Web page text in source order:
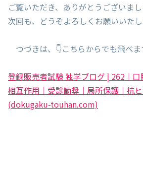
ご覧いただき、ありがとうございまし
次回も、どうぞよろしくお願いいたし
つづきは、👇こちらからでも飛べま
登録販売者試験 独学ブログ | 262｜
相互作用｜受診勧奨｜局所保護｜抗
(dokugaku-touhan.com)